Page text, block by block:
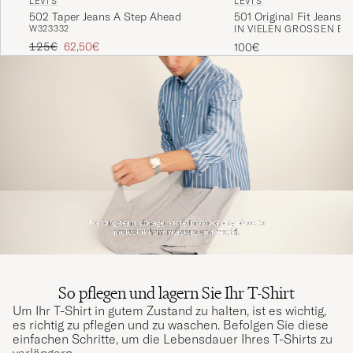
502 Taper Jeans A Step Ahead
W323332
Regulärer Preis
125€ Reduzierter Preis
62,50€
501 Original Fit Jeans
IN VIELEN GRÖSSEN
100€
So pflegen und lagern Sie Ihr T-Shirt
Um Ihr T-Shirt in gutem Zustand zu halten, ist es wichtig,
es richtig zu pflegen und zu waschen. Befolgen Sie diese
einfachen Schritte, um die Lebensdauer Ihres T-Shirts zu